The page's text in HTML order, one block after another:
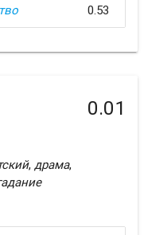
0.53
0.01
, драма,